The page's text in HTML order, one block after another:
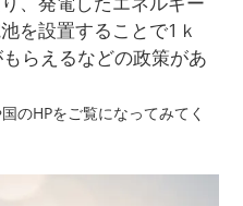
を設置することで1ｋ
らえるなどの政策があ
のHPをご覧になってみてく